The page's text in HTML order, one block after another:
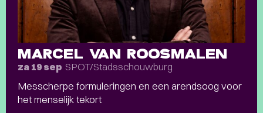
MARCEL VAN ROOSMALEN
za 19 sep SPOT/Stadsschouwburg
Messcherpe formuleringen en een arendsoog voor
het menselijk tekort